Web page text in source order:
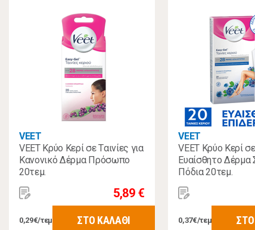
VEET
VEET Κρύο Κερί σε Tαινίες για
Κανονικό Δέρμα Πρόσωπο
20τεμ.
5,89 €
0,29€/τεμ ΣΤΟ ΚΑΛΑΘΙ
VEET
VEET Κρύο Κερί σε
Ευαίσθητο Δέρμα
Πόδια 20τεμ.
0,37€/τεμ